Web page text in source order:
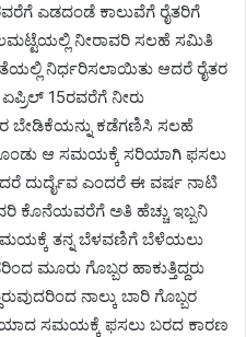
ಎಡದಂಡೆ ಕಾಲುವೆಗೆ ರೈತರಿಗೆ
ನೀರಾವರಿ ಸಲಹೆ ಸಮಿತಿ
ನಿರ್ಧರಿಸಲಾಯಿತು ಆದರೆ ರೈತರ
15ರವರೆಗೆ ನೀರು
ಬೇಡಿಕೆಯನ್ನು ಕಡೆಗಣಿಸಿ ಸಲಹೆ
ಆ ಸಮಯಕ್ಕೆ ಸರಿಯಾಗಿ ಫಸಲು
ದುರ್ದೈವ ಎಂದರೆ ಈ ವರ್ಷ ನಾಟಿ
ಕೊನೆಯವರೆಗೆ ಅತಿ ಹೆಚ್ಚು ಇಬ್ಬನಿ
ತನ್ನ ಬೆಳವಣಿಗೆ ಬೆಳೆಯಲು
ಮೂರು ಗೊಬ್ಬರ ಹಾಕುತ್ತಿದ್ದರು
ನಾಲ್ಕು ಬಾರಿ ಗೊಬ್ಬರ
ಸಮಯಕ್ಕೆ ಫಸಲು ಬರದ ಕಾರಣ